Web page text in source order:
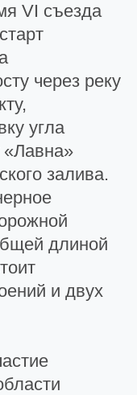
VI съезда
через реку
угла
«Лавна»
залива.
длиной
и двух